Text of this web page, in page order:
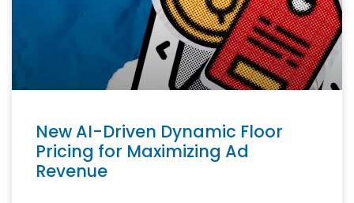
New AI-Driven Dynamic Floor
Pricing for Maximizing Ad
Revenue